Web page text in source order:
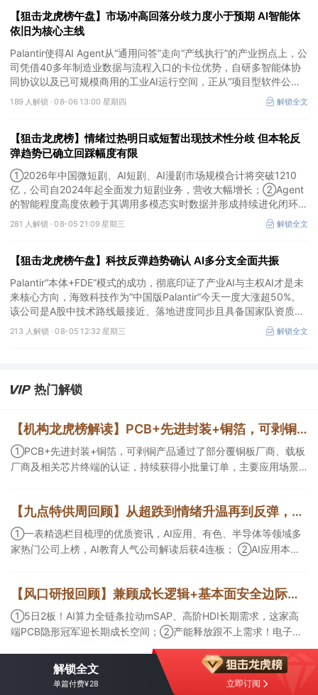
【狙击龙虎榜午盘】市场冲高回落分歧力度小于预期 AI智能体
依旧为核心主线
Palantir使得AI Agent从“通用问答”走向“产线执行”的产业拐点上，公
司凭借40多年制造业数据与流程入口的卡位优势，自研多智能体协
同协议以及已可规模商用的工业AI运行空间，正从“项目型软件公
司”向“AI原生平台生态型公司”跃迁。
189 人解锁 ·08-06 13:00 星期四 解锁全文
【狙击龙虎榜】情绪过热明日或短暂出现技术性分歧 但本轮反
弹趋势已确立回踩幅度有限
①2026年中国微短剧、AI短剧、AI漫剧市场规模合计将突破1210
亿，公司自2024年起全面发力短剧业务，营收大幅增长；②Agent
的智能程度高度依赖于其调用多模态实时数据并形成持续进化闭环的
能力，公司是全球首个完成TPC-DS测试并通过官方审计的数据库企
业；③2026年被多方定义为Robotaxi商业化元年，公司正从“传统
业从0到1的估值重估红利。
281 人解锁 ·08-05 21:09 星期三 解锁全文
【狙击龙虎榜午盘】科技反弹趋势确认 AI多分支全面共振
Palantir“本体+FDE”模式的成功，彻底印证了产业AI与主权AI才是未
来核心方向，海致科技作为“中国版Palantir”今天一度大涨超50%。
该公司是A股中技术路线最接近、落地进度同步且具备国家队资质的
核心标的，目前正处于从“数据智能基础设施”向“产业级AI Agent核
心供应商”跃迁的价值重估起点。
213 人解锁 ·08-05 12:32 星期三 解锁全文
热门解锁
【机构龙虎榜解读】PCB+先进封装+铜箔，可剥铜产品通过了部分覆铜板厂商、载板厂商及相关芯片终端的认证，持续获得小批量订单，主要应用场景包括芯片封装光模块用PCB，机构大额净买入这家公司
①PCB+先进封装+铜箔，可剥铜产品通过了部分覆铜板厂商、载板
厂商及相关芯片终端的认证，持续获得小批量订单，主要应用场景
等方面具有丰富经验，具备承接细胞与基因治疗产品商业化受托生
产的合规资质，这家公司获净买入。
【九点特供周回顾】从超跌到情绪升温再到反弹，栏目梳理AI应用题材逻辑，AI教育人气公司解读后获4连板
①一表精选栏目梳理的优质资讯，AI应用、有色、半导体等领域多
家热门公司上榜，AI教育人气公司解读后获4连板； ②AI应用本周
角前瞻产业供需情况，提及2家核心公司双双涨停。
【风口研报回顾】兼顾成长逻辑+基本面安全边际！王牌自营前瞻覆盖“pcb+MLCC+电子布”，梳理AI产业链优质标的“深坑起跳”
①5日2板！AI算力全链条拉动mSAP、高阶HDI长期需求，这家高
端PCB隐形冠军迎长期成长空间；②产能释放跟不上需求！电子布
未来3年缺口难消，深坑之际再梳理行业逻辑，人气龙头涨超3成；
③AI服务器、机器人带动MLCC景气周期持续！这家公司扩产、涨
价预期暂未被市场定价，王牌自营前瞻捕捉“预期差”，3日大涨
解锁全文
单篇付费¥28 立即订阅